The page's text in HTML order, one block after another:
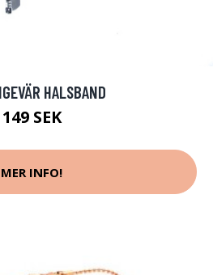
HALSBAND
149 SEK
MER INFO!